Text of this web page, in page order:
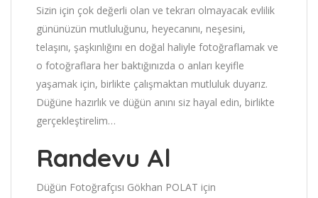
Sizin için çok değerli olan ve tekrarı olmayacak evlilik
gününüzün mutluluğunu, heyecanını, neşesini,
telaşını, şaşkınlığını en doğal haliyle fotoğraflamak ve
o fotoğraflara her baktığınızda o anları keyifle
yaşamak için, birlikte çalışmaktan mutluluk duyarız.
Düğüne hazırlık ve düğün anını siz hayal edin, birlikte
gerçekleştirelim…
Randevu Al
Düğün Fotoğrafçısı Gökhan POLAT için